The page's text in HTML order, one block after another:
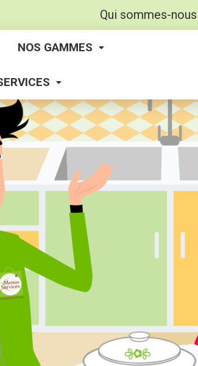
Qui sommes-
NOS GAMMES